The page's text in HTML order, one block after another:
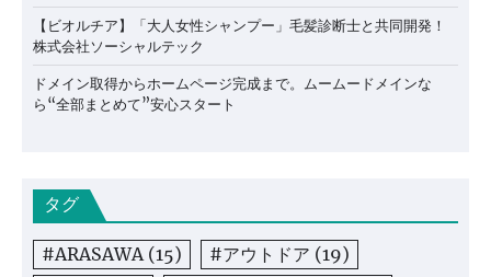
【ビオルチア】「大人女性シャンプー」毛髪診断士と共同開発！
株式会社ソーシャルテック
ドメイン取得からホームページ完成まで。ムームードメインな
ら“全部まとめて”安心スタート
タグ
#ARASAWA(15) #アウトドア (19)